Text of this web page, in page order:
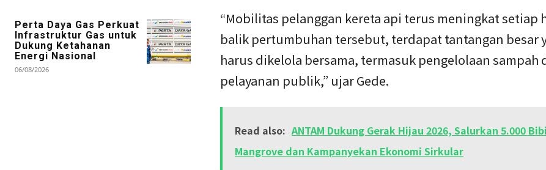
Perta Daya Gas Perkuat
Infrastruktur Gas untuk
Dukung Ketahanan
Energi Nasional
06/08/2026
“Mobilitas pelanggan kereta api terus meningkat setiap
balik pertumbuhan tersebut, terdapat tantangan besar
harus dikelola bersama, termasuk pengelolaan sampah
pelayanan publik,” ujar Gede.
Read also: ANTAM Dukung Gerak Hijau 2026, Salurkan 5.000
Mangrove dan Kampanyekan Ekonomi Sirkular